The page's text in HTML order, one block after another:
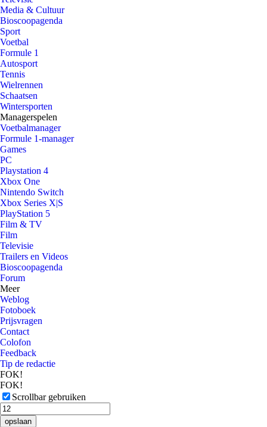
Media & Cultuur
Bioscoopagenda
Sport
Voetbal
Formule 1
Autosport
Tennis
Wielrennen
Schaatsen
Wintersporten
Managerspelen
Voetbalmanager
Formule 1-manager
Games
PC
Playstation 4
Xbox One
Nintendo Switch
Xbox Series X|S
PlayStation 5
Film & TV
Film
Televisie
Trailers en Videos
Bioscoopagenda
Forum
Meer
Weblog
Fotoboek
Prijsvragen
Contact
Colofon
Feedback
Tip de redactie
FOK!
FOK!
Scrollbar gebruiken
opslaan